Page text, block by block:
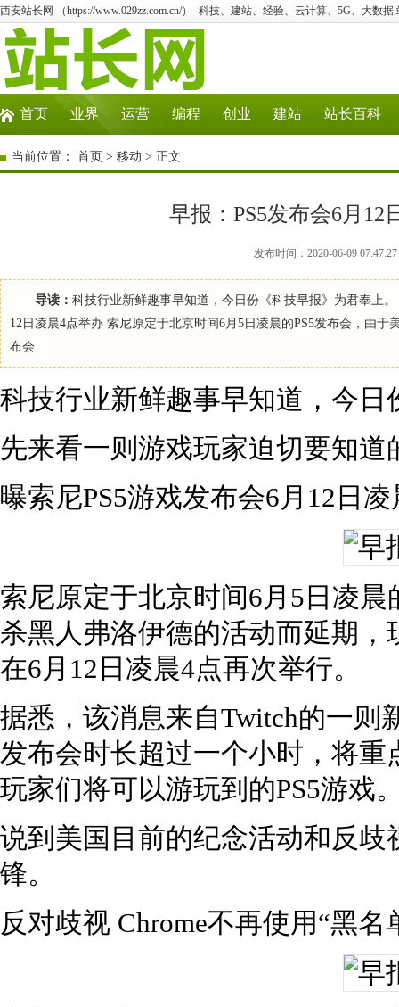
西安站长网 （https://www.029zz.com.cn/）- 科技、建站、经验、云计算、5G、大数据
首页 业界 运营 编程 创业 建站 站长百科
当前位置： 首页 > 移动 > 正文
早报：PS5发布会6月12
发布时间：2020-06-09
导读： 科技行业新鲜趣事早知道，今日份《科技早报》为君奉上
12日凌晨4点举办 索尼原定于北京时间6月5日凌晨的PS5发布会，由
布会
科技行业新鲜趣事早知道，今
先来看一则游戏玩家迫切要知道
曝索尼PS5游戏发布会6月12日
索尼原定于北京时间6月5日凌
杀黑人弗洛伊德的活动而延期
在6月12日凌晨4点再次举行。
据悉，该消息来自Twitch的一则
发布会时长超过一个小时，将重
玩家们将可以游玩到的PS5游戏
说到美国目前的纪念活动和反
锋。
反对歧视 Chrome不再使用“黑名